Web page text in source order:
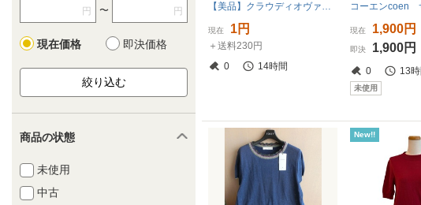
円 〜 円
現在価格 即決価格
商品の状態
未使用
中古
現在 1円
＋送料230円
0
14時間
現在 1,900円
即決 1,900円
0 13
未使用
New!!